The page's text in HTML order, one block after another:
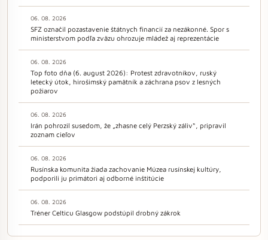
06. 08. 2026
SFZ označil pozastavenie štátnych financií za nezákonné. Spor s
ministerstvom podľa zväzu ohrozuje mládež aj reprezentácie
06. 08. 2026
Top foto dňa (6. august 2026): Protest zdravotníkov, ruský
letecký útok, hirošimský pamätník a záchrana psov z lesných
požiarov
06. 08. 2026
Irán pohrozil susedom, že „zhasne celý Perzský záliv“, pripravil
zoznam cieľov
06. 08. 2026
Rusínska komunita žiada zachovanie Múzea rusínskej kultúry,
podporili ju primátori aj odborné inštitúcie
06. 08. 2026
Tréner Celticu Glasgow podstúpil drobný zákrok